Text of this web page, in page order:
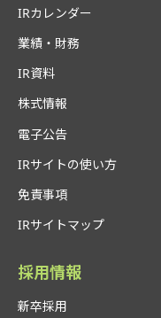
IRカレンダー
業績・財務
IR資料
株式情報
電子公告
IRサイトの使い方
免責事項
IRサイトマップ
採用情報
新卒採用